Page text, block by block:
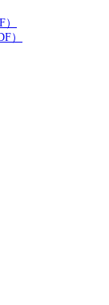
）